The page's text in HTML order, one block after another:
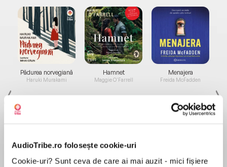
AudioTribe.ro folosește cookie-uri
Cookie-uri? Sunt ceva de care ai mai auzit - mici fișiere
Pădurea norvegiană
Haruki Murakami
Hamnet
Maggie O'Farrell
Menajera
Freida McFadden